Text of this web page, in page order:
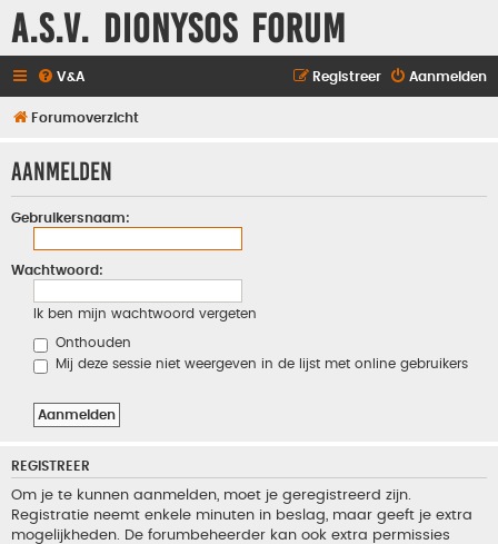
A.S.V. Dionysos Forum
V&A Aanmelden
Registreer
Forumoverzicht
Aanmelden
Gebruikersnaam:
Wachtwoord:
Ik ben mijn wachtwoord vergeten
Onthouden
Mij deze sessie niet weergeven in de lijst met online gebruikers
REGISTREER
Om je te kunnen aanmelden, moet je geregistreerd zijn.
Registratie neemt enkele minuten in beslag, maar geeft je extra
mogelijkheden. De forumbeheerder kan ook extra permissies